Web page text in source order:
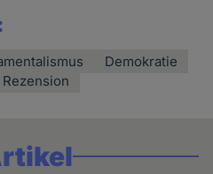
Demokratie
Rezension